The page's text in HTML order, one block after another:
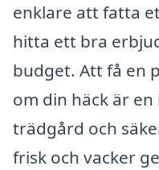
enklare att fatta
hitta ett bra
budget. Att få en
om din häck är
trädgård och
frisk och vacker